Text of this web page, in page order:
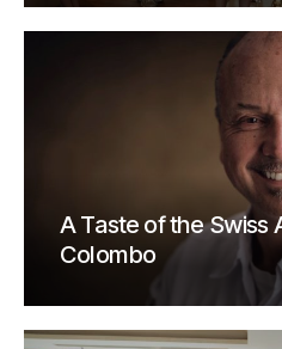
A Taste of the Swiss
Colombo